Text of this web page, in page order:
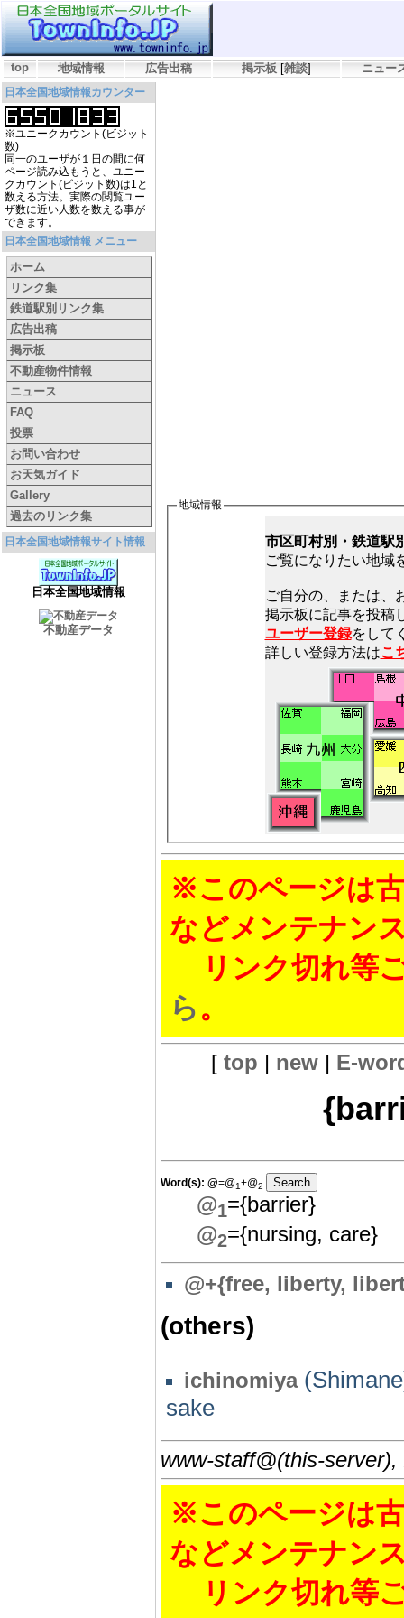
top 地域情報 広告出稿 掲示板 [雑談] ニュー
日本全国地域情報カウンター
※ユニークカウント(ビジット
数)
同一のユーザが１日の間に何
ページ読み込もうと、ユニー
クカウント(ビジット数)は1と
数える方法。実際の閲覧ユー
ザ数に近い人数を数える事が
できます。
日本全国地域情報 メニュー
ホーム
リンク集
鉄道駅別リンク集
広告出稿
掲示板
不動産物件情報
ニュース
FAQ
投票
お問い合わせ
お天気ガイド
Gallery
過去のリンク集
日本全国地域情報サイト情報
日本全国地域情報
不動産データ
地域情報
市区町村別・鉄道駅
ご覧になりたい地域
ご自分の、または、
ユーザー登録をして
詳しい登録方法はこ
※このページは
などメンテナン
リンク切れ等
ら。
[ top | new| E-
Word(s): @=@1+@2
@1={barrier}
@2={nursing, care}
@+{free, liberty,
(others)
ichinomiya
sake
www-staff@(this-
※このページは
などメンテナン
リンク切れ等